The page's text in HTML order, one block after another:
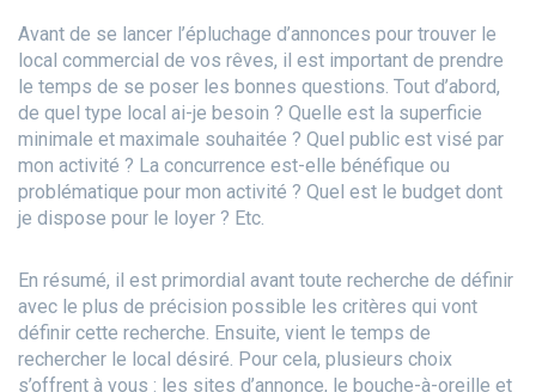
Avant de se lancer l’épluchage d’annonces pour trouver le
local commercial de vos rêves, il est important de prendre
le temps de se poser les bonnes questions. Tout d’abord,
de quel type local ai-je besoin ? Quelle est la superficie
minimale et maximale souhaitée ? Quel public est visé par
mon activité ? La concurrence est-elle bénéfique ou
problématique pour mon activité ? Quel est le budget dont
je dispose pour le loyer ? Etc.
En résumé, il est primordial avant toute recherche de définir
avec le plus de précision possible les critères qui vont
définir cette recherche. Ensuite, vient le temps de
rechercher le local désiré. Pour cela, plusieurs choix
s’offrent à vous : les sites d’annonce, le bouche-à-oreille et